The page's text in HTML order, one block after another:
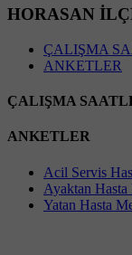
HORASAN
ÇALIŞMA
ANKETLER
ÇALIŞMA
ANKETLER
Acil Servis
Ayaktan
Yatan Hasta